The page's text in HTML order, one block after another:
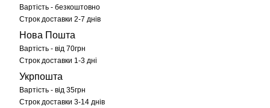
Вартість - безкоштовно
Строк доставки 2-7 днів
Нова Пошта
Вартість - від 70грн
Строк доставки 1-3 дні
Укрпошта
Вартість - від 35грн
Строк доставки 3-14 днів